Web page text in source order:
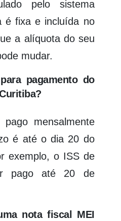
pelo sistema
é fixa e incluída no
a alíquota do seu
mudar.
pagamento do
mensalmente
é até o dia 20 do
exemplo, o ISS de
pago até 20 de
nota fiscal MEI